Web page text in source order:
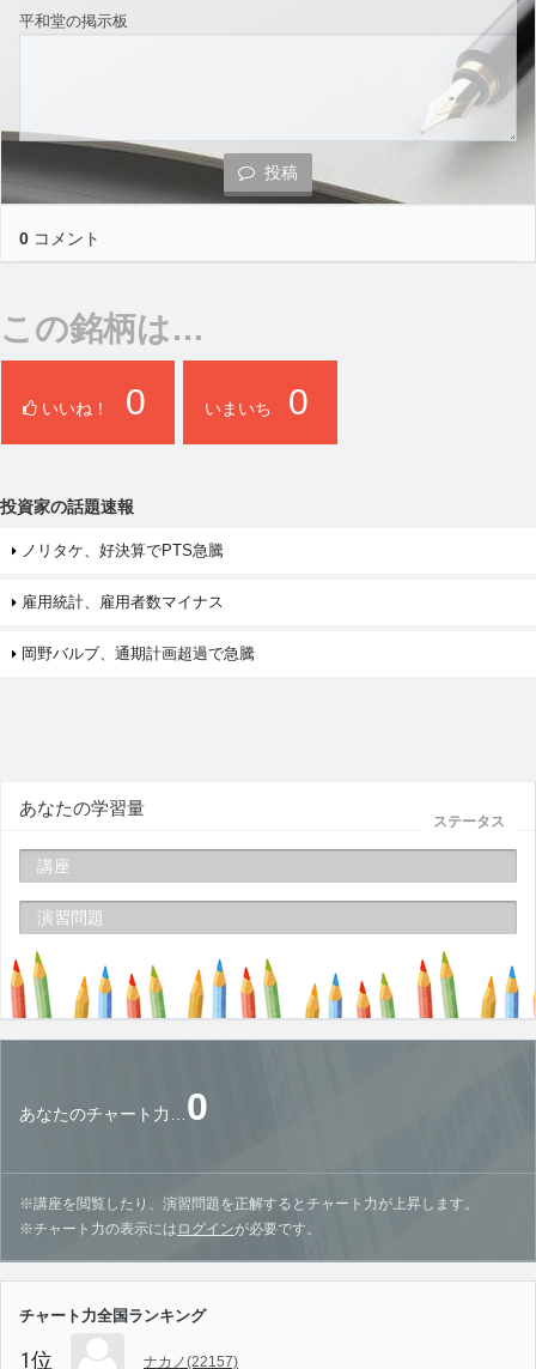
平和堂の掲示板
投稿
0 コメント
この銘柄は…
いいね！ 0 いまいち 0
投資家の話題速報
ノリタケ、好決算でPTS急騰
雇用統計、雇用者数マイナス
岡野バルブ、通期計画超過で急騰
ステータス
あなたの学習量
講座
演習問題
あなたのチャート力… 0
※講座を閲覧したり、演習問題を正解するとチャート力が上昇します。
※チャート力の表示には ログインが必要です。
チャート力全国ランキング
1位 ナカノ(22157)